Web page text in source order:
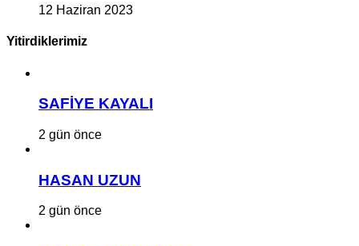
12 Haziran 2023
Yitirdiklerimiz
SAFİYE KAYALI
2 gün önce
HASAN UZUN
2 gün önce